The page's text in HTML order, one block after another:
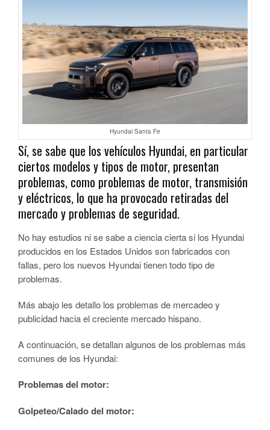
Hyundai Santa Fe
Sí, se sabe que los vehículos Hyundai, en particular
ciertos modelos y tipos de motor, presentan
problemas, como problemas de motor, transmisión
y eléctricos, lo que ha provocado retiradas del
mercado y problemas de seguridad.
No hay estudios ni se sabe a ciencia cierta si los Hyundai
producidos en los Estados Unidos son fabricados con
fallas, pero los nuevos Hyundai tienen todo tipo de
problemas.
Más abajo les detallo los problemas de mercadeo y
publicidad hacia el creciente mercado hispano.
A continuación, se detallan algunos de los problemas más
comunes de los Hyundai:
Problemas del motor:
Golpeteo/Calado del motor: